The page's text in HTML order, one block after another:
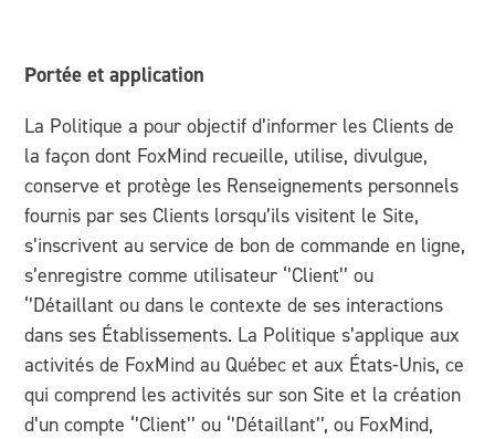
Portée et application
La Politique a pour objectif d’informer les Clients de
la façon dont FoxMind recueille, utilise, divulgue,
conserve et protège les Renseignements personnels
fournis par ses Clients lorsqu’ils visitent le Site,
s’inscrivent au service de bon de commande en ligne,
s’enregistre comme utilisateur ‘’Client’’ ou
‘’Détaillant ou dans le contexte de ses interactions
dans ses Établissements. La Politique s’applique aux
activités de FoxMind au Québec et aux États-Unis, ce
qui comprend les activités sur son Site et la création
d’un compte ‘’Client’’ ou ‘’Détaillant’’, ou FoxMind,